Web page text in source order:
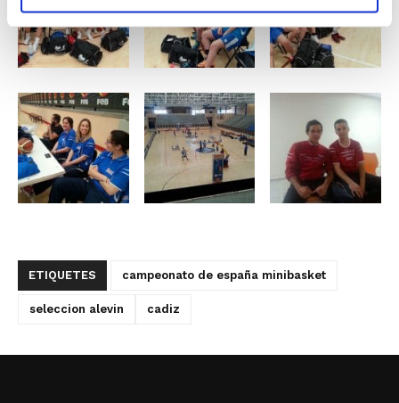
ETIQUETES campeonato de españa minibasket
seleccion alevin cadiz